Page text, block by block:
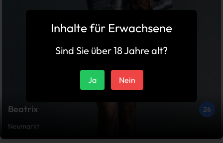
Beatrix
26
Neumarkt
Inhalte für Erwachsene
Sind Sie über 18 Jahre alt?
Ja Nein